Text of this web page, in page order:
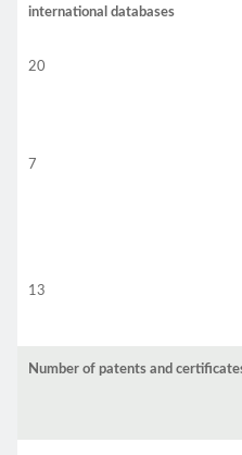
international databases
20
7
13
Number of patents and